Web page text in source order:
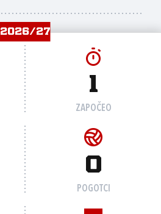
2026/27
1
ZAPOČEO
0
POGOTCI